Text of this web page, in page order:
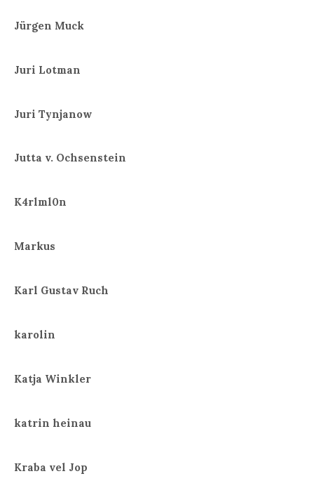
Jürgen Muck
Juri Lotman
Juri Tynjanow
Jutta v. Ochsenstein
K4rlml0n
Markus
Karl Gustav Ruch
karolin
Katja Winkler
katrin heinau
Kraba vel Jop